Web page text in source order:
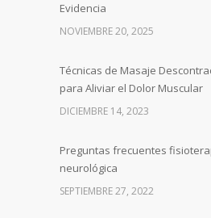
Evidencia
NOVIEMBRE 20, 2025
Técnicas de Masaje
para Aliviar el Dolor Muscular
DICIEMBRE 14, 2023
Preguntas frecuentes
neurológica
SEPTIEMBRE 27, 2022